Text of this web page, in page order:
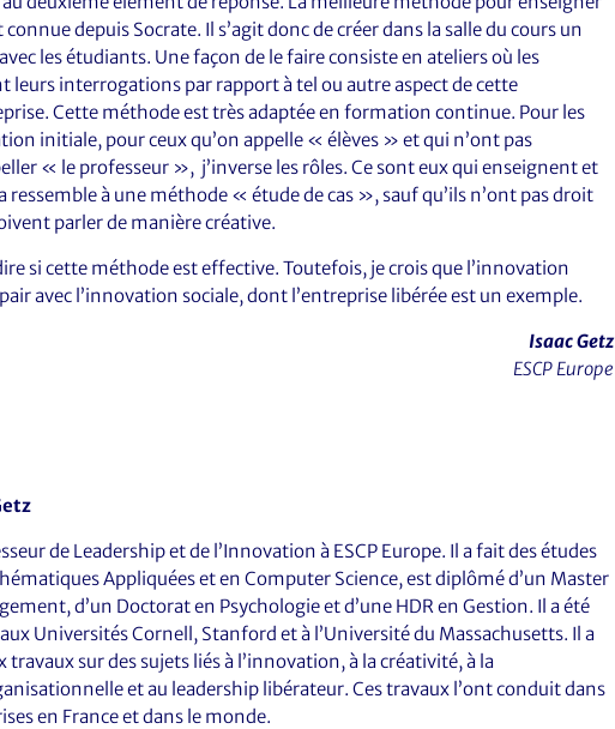
depuis Socrate. Il s’agit donc de créer dans la salle du cours un
les étudiants. Une façon de le faire consiste en ateliers où les
leurs interrogations par rapport à tel ou autre aspect de cette
Cette méthode est très adaptée en formation continue. Pour les
initiale, pour ceux qu’on appelle « élèves » et qui n’ont pas
« le professeur », j’inverse les rôles. Ce sont eux qui enseignent et
ressemble à une méthode « étude de cas », sauf qu’ils n’ont pas droit
parler de manière créative.
si cette méthode est effective. Toutefois, je crois que l’innovation
avec l’innovation sociale, dont l’entreprise libérée est un exemple.
Isaac Getz
ESCP Europe
de Leadership et de l’Innovation à ESCP Europe. Il a fait des études
Appliquées et en Computer Science, est diplômé d’un Master
d’un Doctorat en Psychologie et d’une HDR en Gestion. Il a été
Universités Cornell, Stanford et à l’Université du Massachusetts. Il a
sur des sujets liés à l’innovation, à la créativité, à la
et au leadership libérateur. Ces travaux l’ont conduit dans
en France et dans le monde.